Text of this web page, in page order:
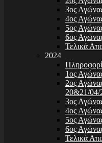
3ος
4ος
5ος
6ος
Τελικά
2024
1ος
2ος
20&21/04/
3ος
4ος
5ος
6ος
Τελικά